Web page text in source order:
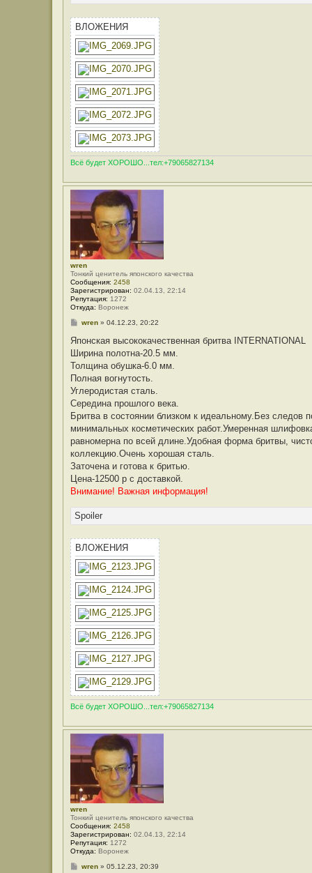
ВЛОЖЕНИЯ
Всё будет ХОРОШО...тел:+79065827134
wren
Тонкий ценитель японского качества
Сообщения: 2458
Зарегистрирован: 02.04.13, 22:14
Репутация: 1272
Откуда: Воронеж
С
о
щ
е
и
е
wren» 04.12.23, 20:22
Японская высококачественная бритва INTERNATIONAL
Ширина полотна-20.5 мм.
Толщина обушка-6.0 мм.
Полная вогнутость.
Углеродистая сталь.
Середина прошлого века.
Бритва в состоянии близком к идеальному.Без следов
минимальных косметических работ.Умеренная
равномерна по всей длине.Удобная форма бритвы,
коллекцию.Очень хорошая сталь.
Заточена и готова к бритью.
Цена-12500 р с доставкой.
Внимание! Важная информация!
Spoiler
ВЛОЖЕНИЯ
Всё будет ХОРОШО...тел:+79065827134
wren
Тонкий ценитель японского качества
Сообщения: 2458
Зарегистрирован: 02.04.13, 22:14
Репутация: 1272
Откуда: Воронеж
Сwren» 05.12.23, 20:39